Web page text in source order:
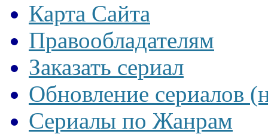
Карта Сайта
Правообладателям
Заказать сериал
Обновление сериалов
Сериалы по Жанрам